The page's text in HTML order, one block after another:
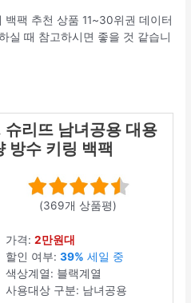
백팩 추천 상품 11~30위권 데이터
실 때 참고하시면 좋을 것 같습니
슈리뜨 남녀공용 대용
방수 키링 백팩
(369개 상품평)
가격:2만원대
할인 여부:39% 세일 중
색상계열: 블랙계열
사용대상 구분: 남녀공용